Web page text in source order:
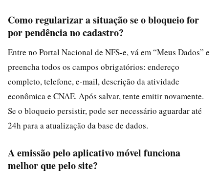
Como regularizar a situação se o bloqueio for
por pendência no cadastro?
Entre no Portal Nacional de NFS-e, vá em “Meus Dados” e
preencha todos os campos obrigatórios: endereço
completo, telefone, e-mail, descrição da atividade
econômica e CNAE. Após salvar, tente emitir novamente.
Se o bloqueio persistir, pode ser necessário aguardar até
24h para a atualização da base de dados.
A emissão pelo aplicativo móvel funciona
melhor que pelo site?